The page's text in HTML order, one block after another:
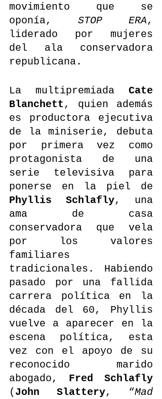
movimiento que se
oponía, STOP ERA,
liderado por mujeres
del ala conservadora
republicana.
La multipremiada Cate
Blanchett, quien además
es productora ejecutiva
de la miniserie, debuta
por primera vez como
protagonista de una
serie televisiva para
Phyllis Schlafly, una
ama de casa
conservadora que vela
por los valores
familiares
tradicionales. Habiendo
pasado por una fallida
carrera política en la
década del 60, Phyllis
vuelve a aparecer en la
escena política, esta
vez con el apoyo de su
reconocido marido
abogado, Fred Schlafly
( John Slattery, “Mad